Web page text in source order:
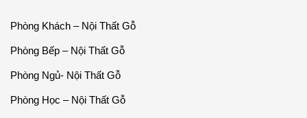
Phòng Khách – Nội Thất Gỗ
Phòng Bếp – Nội Thất Gỗ
Phòng Ngủ- Nội Thất Gỗ
Phòng Học – Nội Thất Gỗ